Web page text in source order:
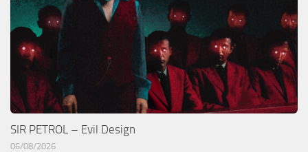
SIR PETROL – Evil Design
06/08/2026